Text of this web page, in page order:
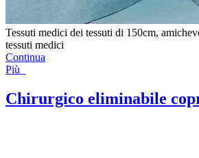
Tessuti medici dei tessuti di 150cm,
tessuti medici
Continua
Più
Chirurgico eliminabile